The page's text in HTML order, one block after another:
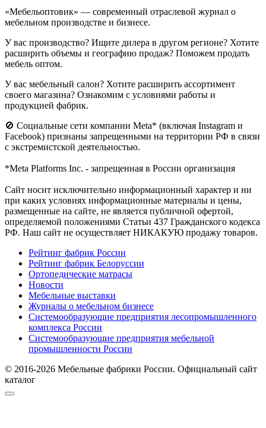
«Мебельоптовик» — современный отраслевой журнал о
мебельном производстве и бизнесе.
У вас производство? Ищите дилера в другом регионе? Хотите
расширить объемы и географию продаж? Поможем продать
мебель оптом.
У вас мебельный салон? Хотите расширить ассортимент
своего магазина? Ознакомим с условиями работы и
продукцией фабрик.
🚫 Социальные сети компании Meta* (включая Instagram и
Facebook) признаны запрещенными на территории РФ в связи
с экстремистской деятельностью.
*Meta Platforms Inc. - запрещенная в России организация
Cайт носит исключительно информационный характер и ни
при каких условиях информационные материалы и цены,
размещенные на сайте, не является публичной офертой,
определяемой положениями Статьи 437 Гражданского кодекса
РФ. Наш сайт не осуществляет НИКАКУЮ продажу товаров.
Рейтинг фабрик России
Рейтинг фабрик Белоруссии
Ортопедические матрасы
Новости
Мебельные выставки
Журналы о мебельном бизнесе
Системообразующие предприятия лесопромышленного
комплекса России
Системообразующие предприятия мебельной
промышленности России
© 2016-2026 Мебельные фабрики России. Официальный сайт
каталог